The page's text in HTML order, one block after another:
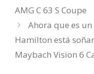
AMG C 63 S Coupe
Ahora que es
Hamilton está
Maybach Vision 6